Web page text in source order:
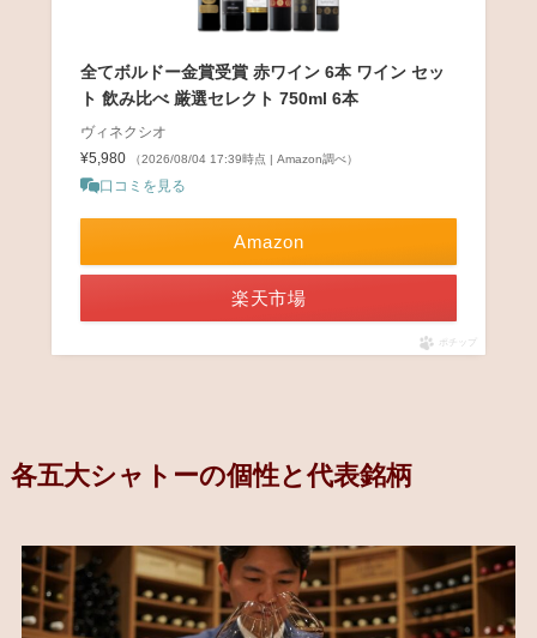
全てボルドー金賞受賞 赤ワイン 6本 ワイン セッ
ト 飲み比べ 厳選セレクト 750ml 6本
ヴィネクシオ
¥5,980
（2026/08/04 17:39時点 | Amazon調べ）
口コミを見る
Amazon
楽天市場
ポチップ
各五大シャトーの個性と代表銘柄